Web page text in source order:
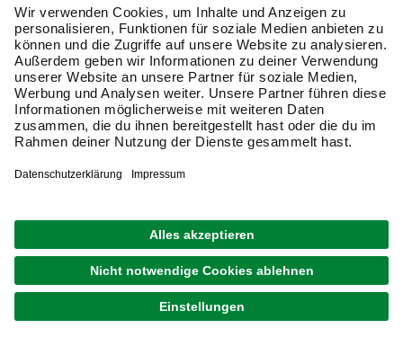
Wetter
Praktische Arbeitsjacken sind ein effektiver Schutz vor der
Witterung. Als Stoffe kommen windabweisendes Acryl,
robustes Polyester und atmungsaktive Baumwolle zum
Einsatz. Mehrfach gestrickte Hauptnähte machen die
Jacken belastbarer und zahlreiche Taschen bieten
Verstaumöglichkeiten. Jacken mit einer Rückenfalte
integriertem Kragen tragen dazu bei, dass Du am Hals
nicht frierst. Um mit Deiner Arbeitskleidung selbst bei
Dunkelheit und Dämmerung gut sichtbar zu sein, besitzen
einige Jacken Reflektorstreifen. Kontrasteinsätze an
Kragen oder Ärmeln verbessern die Sichtbarkeit ebenfalls.